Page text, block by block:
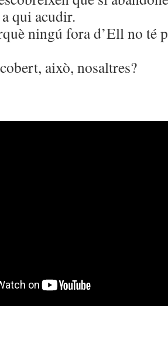
qui acudir.
ningú fora d’Ell no té
això, nosaltres?